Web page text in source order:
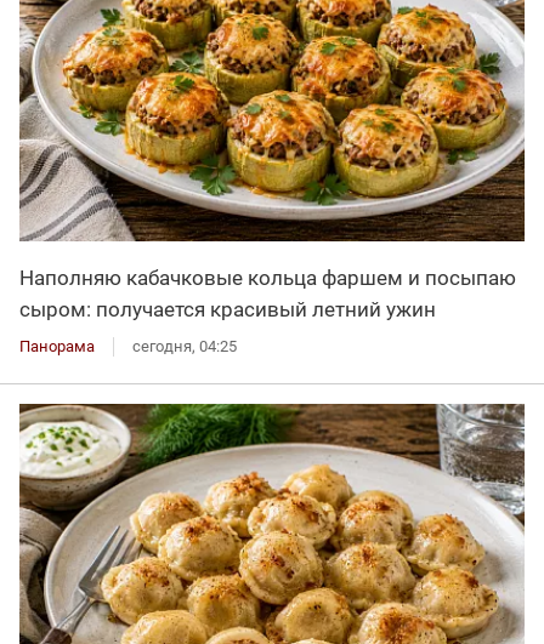
Наполняю кабачковые кольца фаршем и посыпаю
сыром: получается красивый летний ужин
Панорама сегодня, 04:25